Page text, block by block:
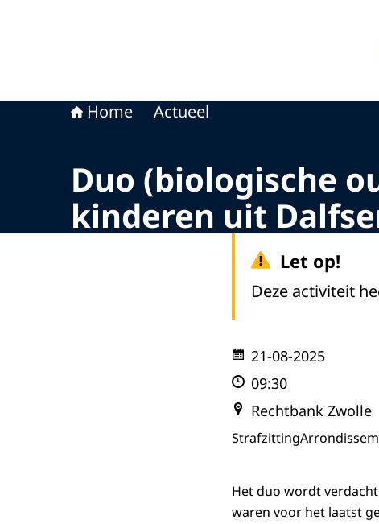
Home Actueel
Duo (biologische
kinderen uit
Let op!
Deze activiteit
21-08-2025
09:30
Rechtbank Zwolle
Strafzitting
Het duo wordt
waren voor het laatst